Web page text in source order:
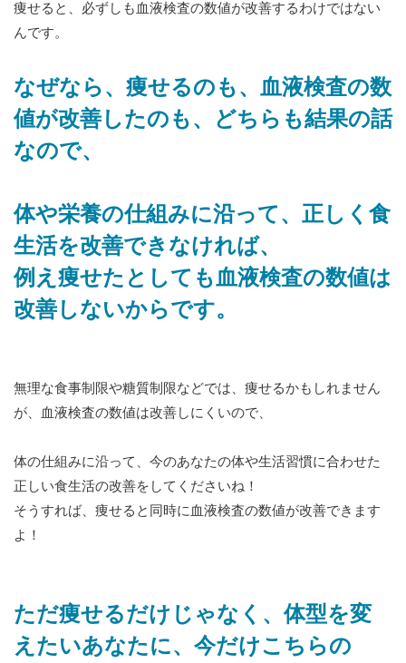
痩せると、必ずしも血液検査の数値が改善するわけではない
んです。
なぜなら、痩せるのも、血液検査の数
値が改善したのも、どちらも結果の話
なので、
体や栄養の仕組みに沿って、正しく食
生活を改善できなければ、
例え痩せたとしても血液検査の数値は
改善しないからです。
無理な食事制限や糖質制限などでは、痩せるかもしれません
が、血液検査の数値は改善しにくいので、
体の仕組みに沿って、今のあなたの体や生活習慣に合わせた
正しい食生活の改善をしてくださいね！
そうすれば、痩せると同時に血液検査の数値が改善できます
よ！
ただ痩せるだけじゃなく、体型を変
えたいあなたに、今だけこちらの